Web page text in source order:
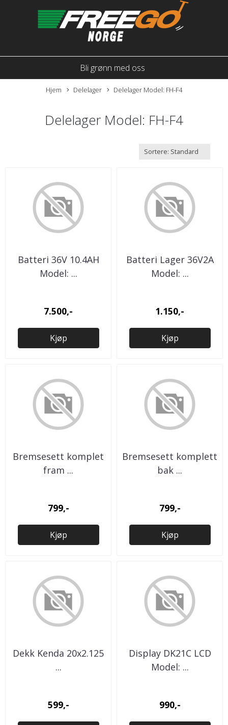
Bli grønn med oss
Hjem Delelager Delelager Model: FH-F4
Delelager Model: FH-F4
Batteri 36V 10.4AH
Model: ...
7.500,-
Kjøp
Batteri Lager 36V2A
Model: ...
1.150,-
Kjøp
Bremsesett komplet
fram ...
799,-
Kjøp
Bremsesett komplett
bak ...
799,-
Kjøp
Dekk Kenda 20x2.125
...
599,-
Display DK21C LCD
Model: ...
990,-